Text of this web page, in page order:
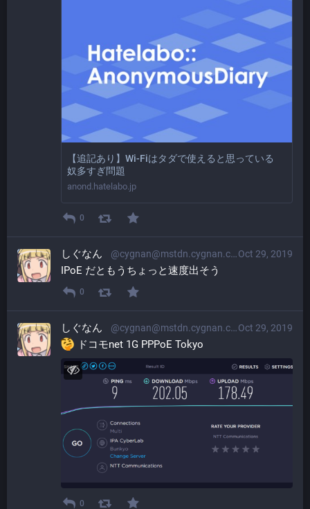
【追記あり】Wi-Fiはタダで使えると思っている
奴多すぎ問題
anond.hatelabo.jp
0
Oct 29, 2019
しぐなん @cygnan@mstdn.cygnan.com
IPoE だともうちょっと速度出そう
0
Oct 29, 2019
しぐなん @cygnan@mstdn.cygnan.com
ドコモnet 1G PPPoE Tokyo
0